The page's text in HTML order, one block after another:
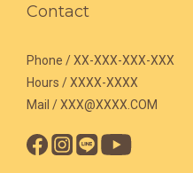
Contact
Phone / XX-XXX-XXX-XXX
Hours / XXXX-XXXX
Mail / XXX@XXXX.COM